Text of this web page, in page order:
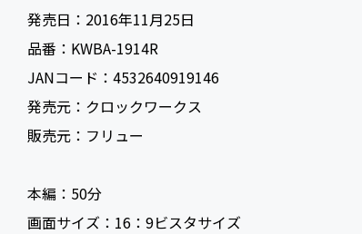
発売日： 2016年11月25日
品番： KWBA-1914R
JANコード： 4532640919146
発売元： クロックワークス
販売元： フリュー
本編： 50
画面サイズ： 16：9ビスタサイズ